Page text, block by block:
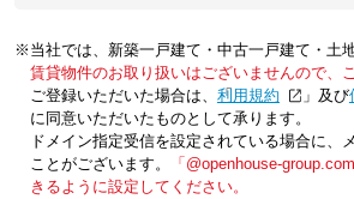
※当社では、新築一戸建て・中古一戸建て・土
賃貸物件のお取り扱いはございませんので、
ご登録いただいた場合は、「利用規約 」及び
に同意いただいたものとして承ります。
ドメイン指定受信を設定されている場合に、
ことがございます。
「@openhouse-
きるように設定してください。